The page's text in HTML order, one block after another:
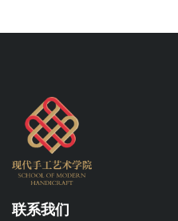
联系我们